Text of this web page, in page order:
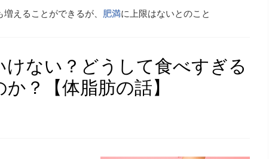
えることができるが、 肥満に上限はないとのこと
けない？どうして食べすぎる
？【体脂肪の話】